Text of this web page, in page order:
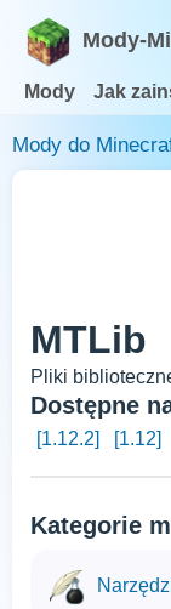
Mody-
Mody Jak
Mody do
MTLib
Pliki
Dostępne
[1.12.2] [1.12]
Kategorie